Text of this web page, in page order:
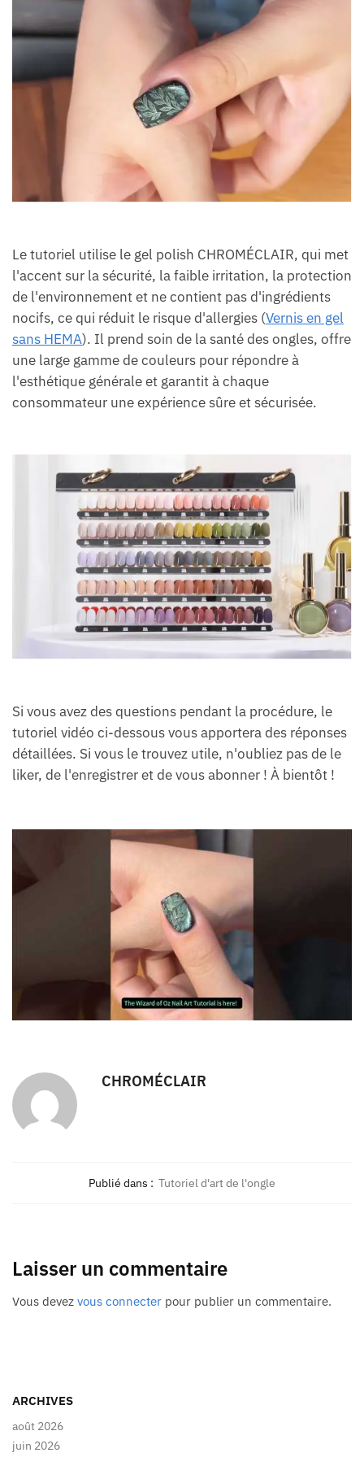
Le tutoriel utilise le gel polish CHROMÉCLAIR, qui met
l'accent sur la sécurité, la faible irritation, la protection
de l'environnement et ne contient pas d'ingrédients
nocifs, ce qui réduit le risque d'allergies (Vernis en gel
sans HEMA). Il prend soin de la santé des ongles, offre
une large gamme de couleurs pour répondre à
l'esthétique générale et garantit à chaque
consommateur une expérience sûre et sécurisée.
Si vous avez des questions pendant la procédure, le
tutoriel vidéo ci-dessous vous apportera des réponses
détaillées. Si vous le trouvez utile, n'oubliez pas de le
liker, de l'enregistrer et de vous abonner ! À bientôt !
CHROMÉCLAIR
Publié dans : Tutoriel d'art de l'ongle
Laisser un commentaire
Vous devez vous connecter pour publier un commentaire.
ARCHIVES
août 2026
juin 2026